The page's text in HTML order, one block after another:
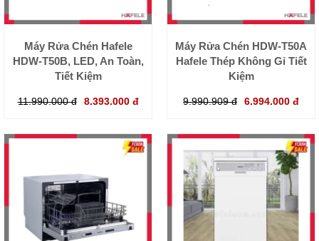
Máy Rửa Chén Hafele
HDW-T50B, LED, An Toàn,
Tiết Kiệm
11.990.000 đ 8.393.000 đ
Máy Rửa Chén HDW-T50A
Hafele Thép Không Gỉ Tiết
Kiệm
9.990.909 đ 6.994.000 đ